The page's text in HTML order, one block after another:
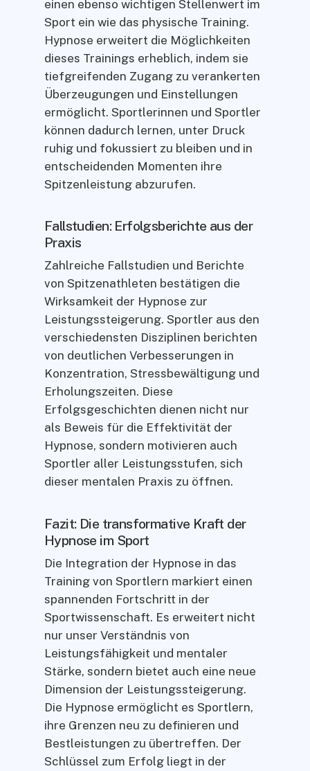
einen ebenso wichtigen Stellenwert im
Sport ein wie das physische Training.
Hypnose erweitert die Möglichkeiten
dieses Trainings erheblich, indem sie
tiefgreifenden Zugang zu verankerten
Überzeugungen und Einstellungen
ermöglicht. Sportlerinnen und Sportler
können dadurch lernen, unter Druck
ruhig und fokussiert zu bleiben und in
entscheidenden Momenten ihre
Spitzenleistung abzurufen.
Fallstudien: Erfolgsberichte aus der
Praxis
Zahlreiche Fallstudien und Berichte
von Spitzenathleten bestätigen die
Wirksamkeit der Hypnose zur
Leistungssteigerung. Sportler aus den
verschiedensten Disziplinen berichten
von deutlichen Verbesserungen in
Konzentration, Stressbewältigung und
Erholungszeiten. Diese
Erfolgsgeschichten dienen nicht nur
als Beweis für die Effektivität der
Hypnose, sondern motivieren auch
Sportler aller Leistungsstufen, sich
dieser mentalen Praxis zu öffnen.
Fazit: Die transformative Kraft der
Hypnose im Sport
Die Integration der Hypnose in das
Training von Sportlern markiert einen
spannenden Fortschritt in der
Sportwissenschaft. Es erweitert nicht
nur unser Verständnis von
Leistungsfähigkeit und mentaler
Stärke, sondern bietet auch eine neue
Dimension der Leistungssteigerung.
Die Hypnose ermöglicht es Sportlern,
ihre Grenzen neu zu definieren und
Bestleistungen zu übertreffen. Der
Schlüssel zum Erfolg liegt in der